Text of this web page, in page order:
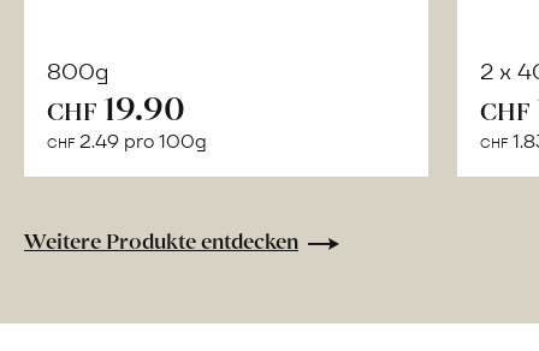
800g
CHF 19.90
CHF 2.49 pro 100g
2 x
CHF
CHF
Weitere Produkte entdecken